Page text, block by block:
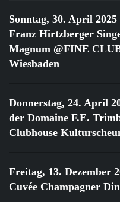
Sonntag, 30. April
Franz Hirtzberger
Magnum @FINE
Wiesbaden
Donnerstag, 24. April
der Domaine F.E.
Clubhouse
Freitag, 13. Dezember
Cuvée Champagner